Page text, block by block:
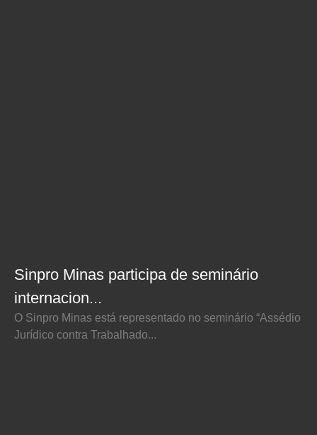
Sinpro Minas participa de seminário
internacion...
O Sinpro Minas está representado no seminário “Assédio
Jurídico contra Trabalhado...